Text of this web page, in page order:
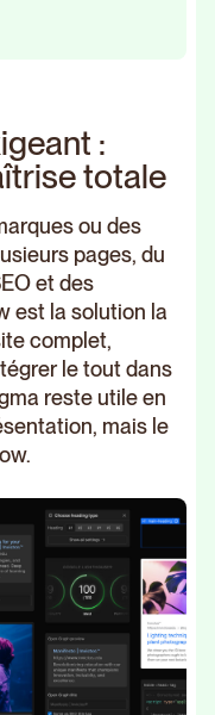
:
totale
ou des
pages, du
et des
est la solution la
complet,
le tout dans
reste utile en
mais le